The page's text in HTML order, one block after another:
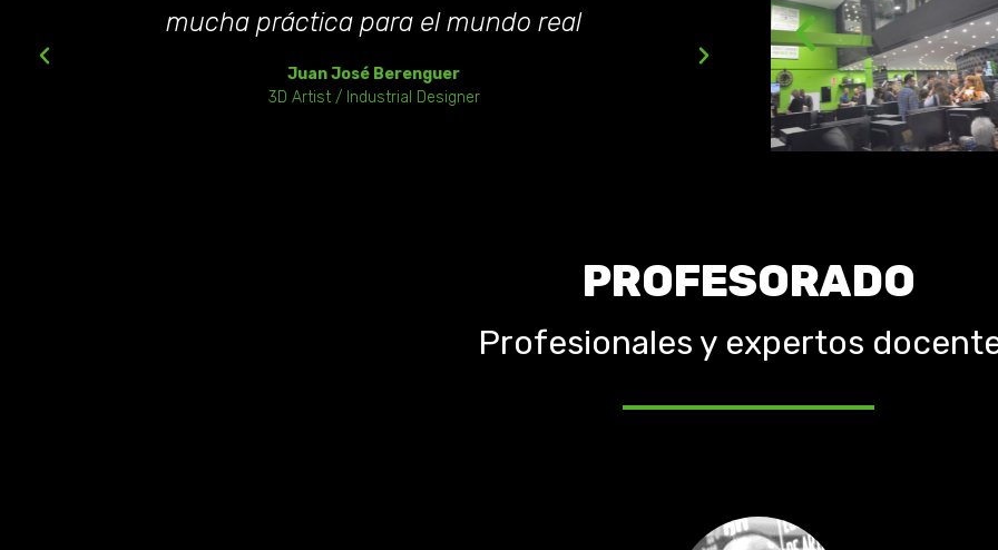
mucha práctica para el mundo real
Juan José Berenguer
3D Artist / Industrial Designer
son las
PROFESORADO
Profesionales y expertos